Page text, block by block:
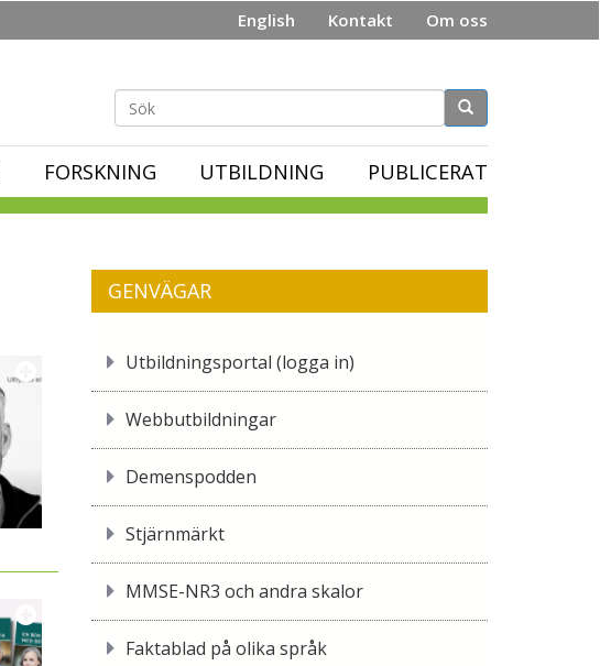
English Kontakt Om oss
Sökformulär
FORSKNING UTBILDNING PUBLICERAT
GENVÄGAR
Utbildningsportal (logga in)
Webbutbildningar
Demenspodden
Stjärnmärkt
MMSE-NR3 och andra skalor
Faktablad på olika språk